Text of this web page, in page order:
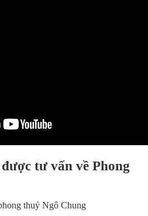
tư vấn về Phong
thuỷ Ngô Chung